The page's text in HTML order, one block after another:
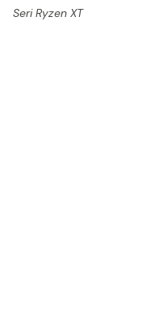
Seri Ryzen XT